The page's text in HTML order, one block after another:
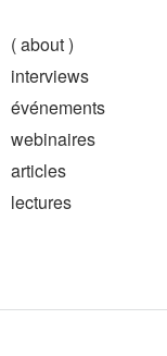
( about )
interviews
événements
webinaires
articles
lectures